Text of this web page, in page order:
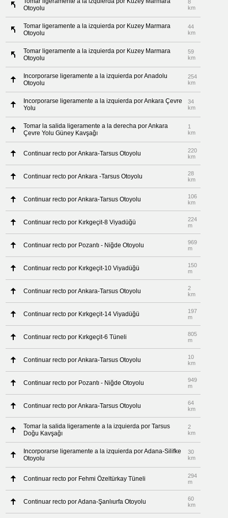
Otoyolu
8
km
Tomar ligeramente a la izquierda por Kuzey Marmara
Otoyolu
44
km
Tomar ligeramente a la izquierda por Kuzey Marmara
Otoyolu
59
km
Incorporarse ligeramente a la izquierda por Anadolu
Otoyolu
254
km
Incorporarse ligeramente a la izquierda por Ankara Çevre
Yolu
34
km
Tomar la salida ligeramente a la derecha por Ankara
Çevre Yolu Güney Kavşağı
1
km
Continuar recto por Ankara-Tarsus Otoyolu
220
km
Continuar recto por Ankara -Tarsus Otoyolu
28
km
Continuar recto por Ankara-Tarsus Otoyolu
106
km
Continuar recto por Kırkgeçit-8 Viyadüğü
224
m
Continuar recto por Pozantı - Niğde Otoyolu
969
m
Continuar recto por Kırkgeçit-10 Viyadüğü
150
m
Continuar recto por Ankara-Tarsus Otoyolu
2
km
Continuar recto por Kırkgeçit-14 Viyadüğü
197
m
Continuar recto por Kırkgeçit-6 Tüneli
805
m
Continuar recto por Ankara-Tarsus Otoyolu
10
km
Continuar recto por Pozantı - Niğde Otoyolu
949
m
Continuar recto por Ankara-Tarsus Otoyolu
64
km
Tomar la salida ligeramente a la izquierda por Tarsus
Doğu Kavşağı
2
km
Incorporarse ligeramente a la izquierda por Adana-Silifke
Otoyolu
30
km
Continuar recto por Fehmi Özeltürkay Tüneli
294
m
Continuar recto por Adana-Şanlıurfa Otoyolu
60
km